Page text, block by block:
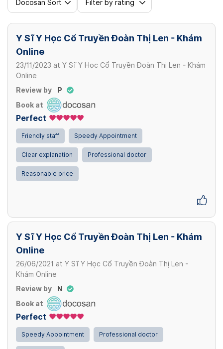
Docosan Sort Filter by rating
Y Sĩ Y Học Cổ Truyền Đoàn Thị Len - Khám
Online
23/11/2023 at Y Sĩ Y Học Cổ Truyền Đoàn Thị Len - Khám
Online
Review by
P
Book at
Perfect
Friendly staff Speedy Appointment
Clear explanation Professional doctor
Reasonable price
Y Sĩ Y Học Cổ Truyền Đoàn Thị Len - Khám
Online
26/06/2021 at Y Sĩ Y Học Cổ Truyền Đoàn Thị Len -
Khám Online
Review by
N
Book at
Perfect
Speedy Appointment Professional doctor